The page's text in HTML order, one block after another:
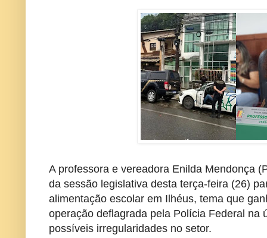
A professora e vereadora Enilda Mendonça
da sessão legislativa desta terça-feira (26)
alimentação escolar em Ilhéus, tema que
operação deflagrada pela Polícia Federal na
possíveis irregularidades no setor.